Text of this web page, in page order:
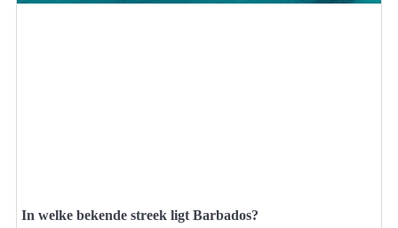
In welke bekende streek ligt Barbados?